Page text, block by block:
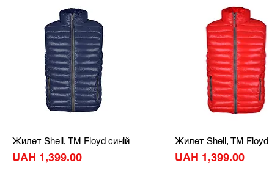
Quick View
Жилет Shell, TM Floyd синій
Price
UAH 1,399.00
Quick View
Жилет Shell, TM Floyd
Price
UAH 1,399.00